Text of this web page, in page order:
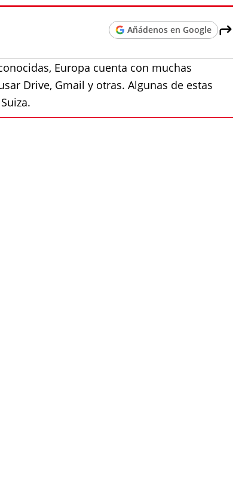
Añádenos en Google
Europa cuenta con muchas
Drive, Gmail y otras. Algunas de estas